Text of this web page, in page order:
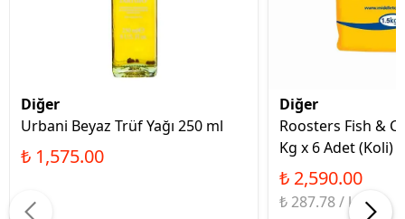
Diğer
Urbani Beyaz Trüf Yağı 250 ml
₺ 1,575.00
Diğer
Roosters Fish &
Kg x 6 Adet (Koli)
₺ 2,590.00
₺ 287.78 / kg